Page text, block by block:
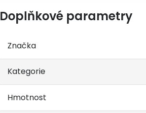
Doplňkové parametry
Značka
Kategorie
Hmotnost